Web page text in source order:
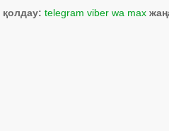
қолдау: telegram viber wa max